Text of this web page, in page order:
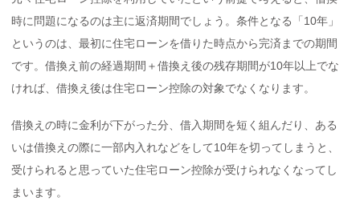
時に問題になるのは主に返済期間でしょう。条件となる「10年」
というのは、最初に住宅ローンを借りた時点から完済までの期間
です。借換え前の経過期間＋借換え後の残存期間が10年以上でな
ければ、借換え後は住宅ローン控除の対象でなくなります。
借換えの時に金利が下がった分、借入期間を短く組んだり、ある
いは借換えの際に一部内入れなどをして10年を切ってしまうと、
受けられると思っていた住宅ローン控除が受けられなくなってし
まいます。